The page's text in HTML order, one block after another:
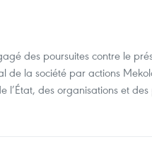
des poursuites contre le
de la société par actions
l’État, des organisations et